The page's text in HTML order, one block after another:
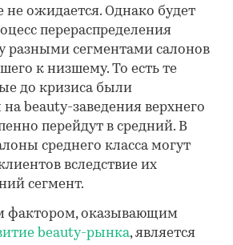
не ожидается. Однако будет
перераспределения
разными сегментами салонов
к низшему. То есть те
до кризиса были
beauty-заведения верхнего
перейдут в средний. В
среднего класса могут
вследствие их
сегмент.
фактором, оказывающим
beauty-рынка, является